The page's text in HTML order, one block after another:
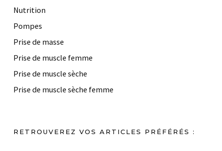
Nutrition
Pompes
Prise de masse
Prise de muscle femme
Prise de muscle sèche
Prise de muscle sèche femme
RETROUVEREZ VOS ARTICLES PRÉFÉRÉS :